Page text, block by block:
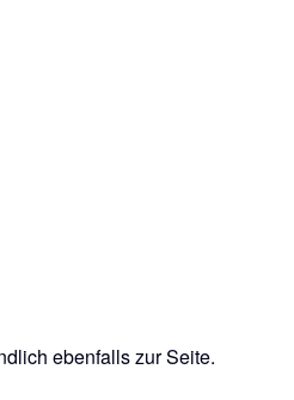
ebenfalls zur Seite.